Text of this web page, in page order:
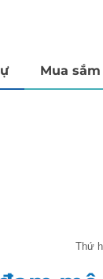
Mua sắm
thứ